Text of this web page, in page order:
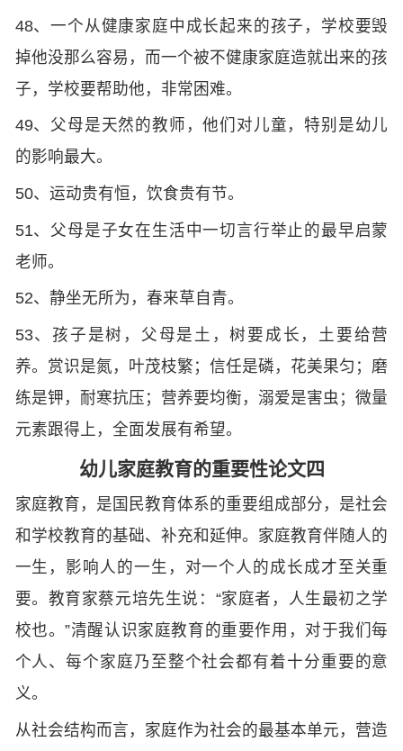
48、一个从健康家庭中成长起来的孩子，学校要毁
掉他没那么容易，而一个被不健康家庭造就出来的孩
子，学校要帮助他，非常困难。
49、父母是天然的教师，他们对儿童，特别是幼儿
的影响最大。
50、运动贵有恒，饮食贵有节。
51、父母是子女在生活中一切言行举止的最早启蒙
老师。
52、静坐无所为，春来草自青。
53、孩子是树，父母是土，树要成长，土要给营
养。赏识是氮，叶茂枝繁；信任是磷，花美果匀；磨
练是钾，耐寒抗压；营养要均衡，溺爱是害虫；微量
元素跟得上，全面发展有希望。
幼儿家庭教育的重要性论文四
家庭教育，是国民教育体系的重要组成部分，是社会
和学校教育的基础、补充和延伸。家庭教育伴随人的
一生，影响人的一生，对一个人的成长成才至关重
要。教育家蔡元培先生说：“家庭者，人生最初之学
校也。”清醒认识家庭教育的重要作用，对于我们每
个人、每个家庭乃至整个社会都有着十分重要的意
义。
从社会结构而言，家庭作为社会的最基本单元，营造